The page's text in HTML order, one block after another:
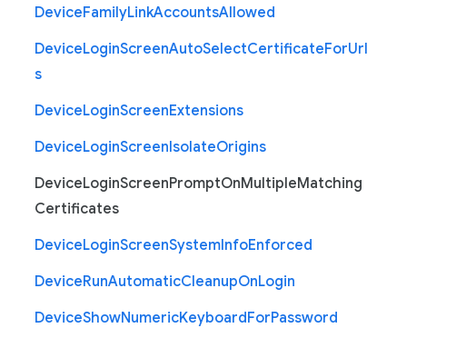
DeviceFamilyLinkAccountsAllowed
DeviceLoginScreenAutoSelectCertificateForUrl
s
DeviceLoginScreenExtensions
DeviceLoginScreenIsolateOrigins
DeviceLoginScreenPromptOnMultipleMatching
Certificates
DeviceLoginScreenSystemInfoEnforced
DeviceRunAutomaticCleanupOnLogin
DeviceShowNumericKeyboardForPassword